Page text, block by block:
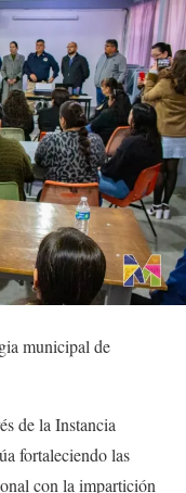
municipal de
de la Instancia
fortaleciendo las
con la impartición